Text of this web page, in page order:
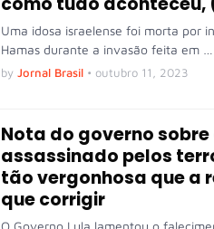
Uma idosa israelense foi morta por
Hamas durante a invasão feita em …
by Jornal Brasil • outubro 11, 2023
Nota do governo
assassinado pelos
tão vergonhosa que a
que corrigir
O Governo Lula lamentou o